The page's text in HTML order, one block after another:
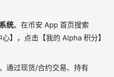
统。在币安 App 首页搜索
】，点击【我的 Alpha 积分】
通过现货/合约交易、持有